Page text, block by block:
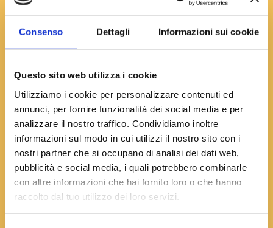
Consenso Dettagli Informazioni sui cookie
Questo sito web utilizza i cookie
Utilizziamo i cookie per personalizzare contenuti ed
annunci, per fornire funzionalità dei social media e per
analizzare il nostro traffico. Condividiamo inoltre
informazioni sul modo in cui utilizzi il nostro sito con i
nostri partner che si occupano di analisi dei dati web,
pubblicità e social media, i quali potrebbero combinarle
con altre informazioni che hai fornito loro o che hanno
raccolto dal tuo utilizzo dei loro servizi.
Oggetto